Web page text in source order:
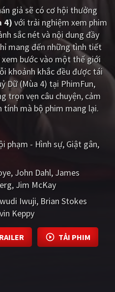
Trung Quốc - Hồng Kông
Nhật Bản
Việt Nam
giả sẽ có cơ hội thưởng
4) với trải nghiệm xem phim
sắc nét và nội dung đầy
mang đến những tình tiết
bước vào một thế giới
khoảnh khắc đều được tái
Dữ (Mùa 4) tại PhimFun,
trọn vẹn câu chuyện, cảm
tính mà bộ phim mang lại.
phạm - Hình sự Giật gân
John Dahl James
Jim McKay
Iwuji Brian Stokes
Keppy
TẢI PHIM